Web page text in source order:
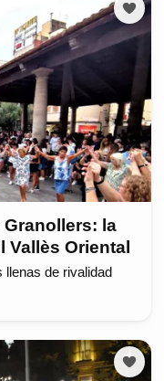
la
Oriental
de rivalidad